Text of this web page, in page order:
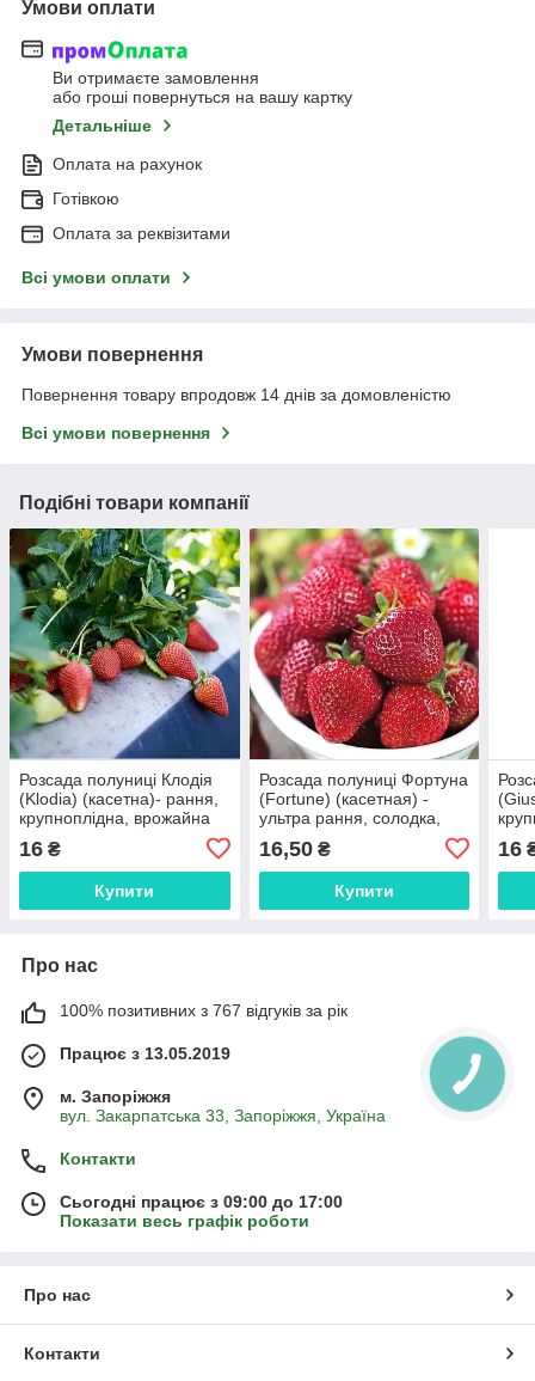
Умови оплати
Ви отримаєте замовлення
або гроші повернуться на вашу картку
Детальніше
Оплата на рахунок
Готівкою
Оплата за реквізитами
Всі умови оплати
Умови повернення
Повернення товару впродовж 14 днів за домовленістю
Всі умови повернення
Подібні товари компанії
Розсада полуниці Клодія
(Klodia) (касетна)- рання,
крупноплідна, врожайна
16 ₴
Купити
Розсада полуниці Фортуна
(Fortune) (касетная) -
ультра рання, солодка,
16,50₴
Купити
16
Про нас
100% позитивних з 767 відгуків за рік
Працює з 13.05.2019
м. Запоріжжя
вул. Закарпатська 33, Запоріжжя, Україна
Контакти
Сьогодні працює з 09:00 до 17:00
Показати весь графік роботи
Про нас
Контакти